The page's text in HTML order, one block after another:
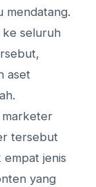
mendatang.
ke seluruh
aset
tersebut
jenis
yang